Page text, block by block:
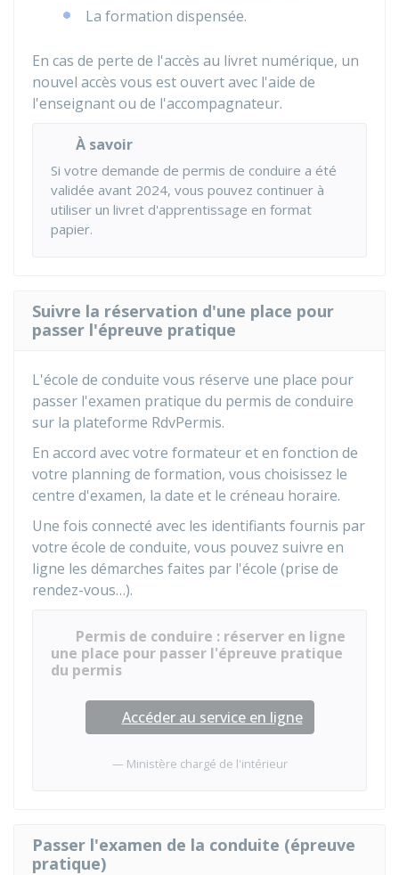
La formation dispensée.
En cas de perte de l'accès au livret numérique, un
nouvel accès vous est ouvert avec l'aide de
l'enseignant ou de l'accompagnateur.
À savoir
Si votre demande de permis de conduire a été
validée avant 2024, vous pouvez continuer à
utiliser un livret d'apprentissage en format
papier.
Suivre la réservation d'une place pour
passer l'épreuve pratique
L'école de conduite vous réserve une place pour
passer l'examen pratique du permis de conduire
sur la plateforme RdvPermis.
En accord avec votre formateur et en fonction de
votre planning de formation, vous choisissez le
centre d'examen, la date et le créneau horaire.
Une fois connecté avec les identifiants fournis par
votre école de conduite, vous pouvez suivre en
ligne les démarches faites par l'école (prise de
rendez-vous…).
Permis de conduire : réserver en ligne
une place pour passer l'épreuve pratique
du permis
Accéder au service en ligne
Ministère chargé de l'intérieur
Passer l'examen de la conduite (épreuve
pratique)